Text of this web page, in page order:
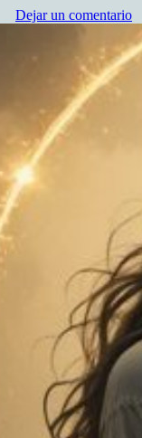
Dejar un comentario